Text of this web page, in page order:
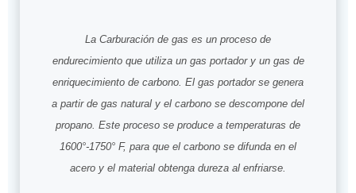
La Carburación de gas es un proceso de
endurecimiento que utiliza un gas portador y un gas de
enriquecimiento de carbono. El gas portador se genera
a partir de gas natural y el carbono se descompone del
propano. Este proceso se produce a temperaturas de
1600°-1750° F, para que el carbono se difunda en el
acero y el material obtenga dureza al enfriarse.